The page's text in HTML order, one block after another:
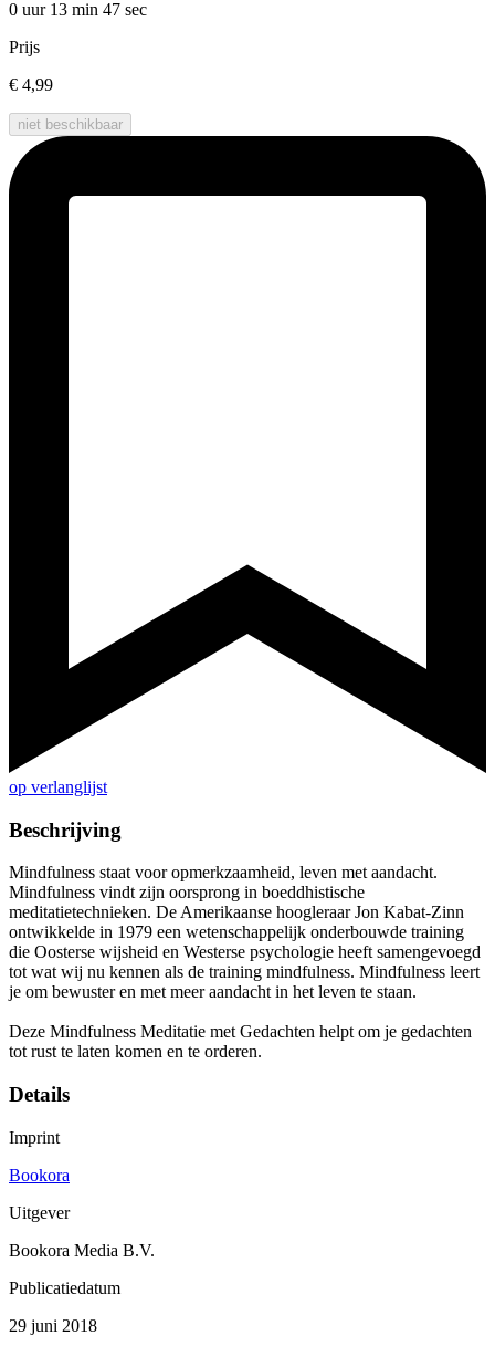
0 uur 13 min 47 sec
Prijs
€ 4,99
niet beschikbaar
op verlanglijst
Beschrijving
Mindfulness staat voor opmerkzaamheid, leven met aandacht.
Mindfulness vindt zijn oorsprong in boeddhistische
meditatietechnieken. De Amerikaanse hoogleraar Jon Kabat-Zinn
ontwikkelde in 1979 een wetenschappelijk onderbouwde training
die Oosterse wijsheid en Westerse psychologie heeft samengevoegd
tot wat wij nu kennen als de training mindfulness. Mindfulness leert
je om bewuster en met meer aandacht in het leven te staan.
Deze Mindfulness Meditatie met Gedachten helpt om je gedachten
tot rust te laten komen en te orderen.
Details
Imprint
Bookora
Uitgever
Bookora Media B.V.
Publicatiedatum
29 juni 2018